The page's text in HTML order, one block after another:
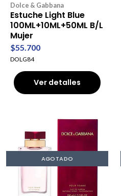
Dolce & Gabbana
Estuche Light Blue
100ML+10ML+50ML B/L
Mujer
$55.700
DOLG84
Ver detalles
AGOTADO